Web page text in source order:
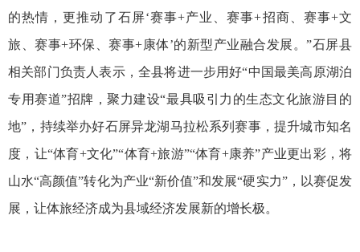
的热情，更推动了石屏‘赛事+产业、赛事+招商、赛事+文
旅、赛事+环保、赛事+康体’的新型产业融合发展。”石屏县
相关部门负责人表示，全县将进一步用好“中国最美高原湖泊
专用赛道”招牌，聚力建设“最具吸引力的生态文化旅游目的
地”，持续举办好石屏异龙湖马拉松系列赛事，提升城市知名
度，让“体育+文化”“体育+旅游”“体育+康养”产业更出彩，将
山水“高颜值”转化为产业“新价值”和发展“硬实力”，以赛促发
展，让体旅经济成为县域经济发展新的增长极。